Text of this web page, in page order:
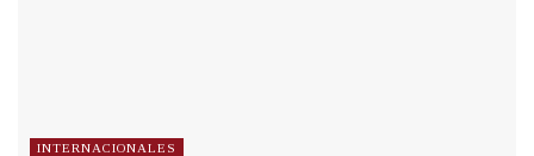
INTERNACIONALES